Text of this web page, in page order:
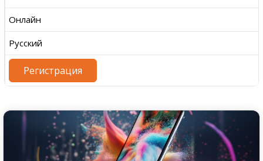
Онлайн
Русский
Регистрация